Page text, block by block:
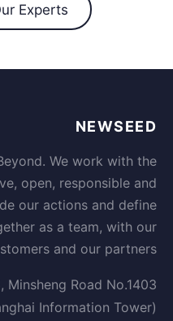
Experts
NEWSEED
We work with the
open, responsible and
our actions and define
as a team, with our
and our partners.
Minsheng Road No.1403
(Shanghai Information Tower)